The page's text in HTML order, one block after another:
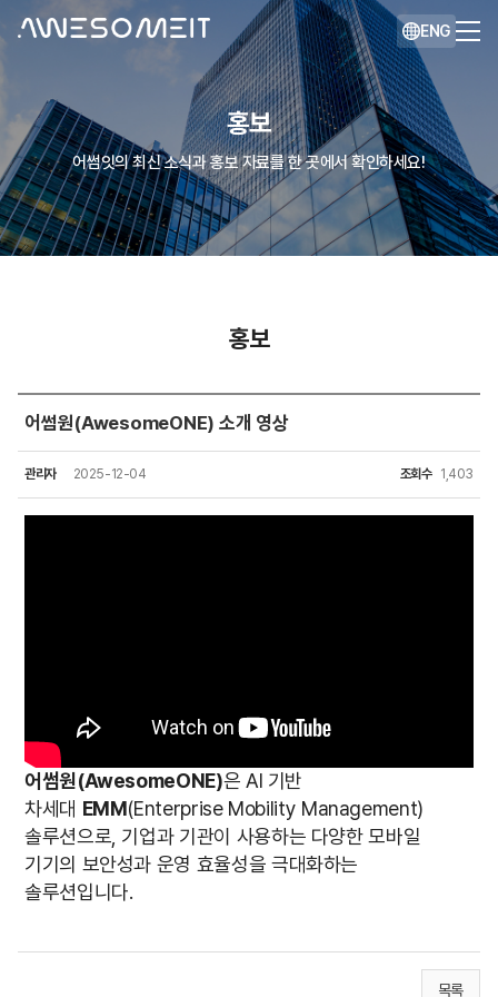
ENG
홍보
어썸잇의 최신 소식과 홍보 자료를 한 곳에서 확인하세요!
홍보
어썸원(AwesomeONE) 소개 영상
관리자 2025-12-04 조회수 1,403
어썸원(AwesomeONE)은 AI 기반
차세대 EMM(Enterprise Mobility Management)
솔루션으로, 기업과 기관이 사용하는 다양한 모바일
기기의 보안성과 운영 효율성을 극대화하는
솔루션입니다.
목록